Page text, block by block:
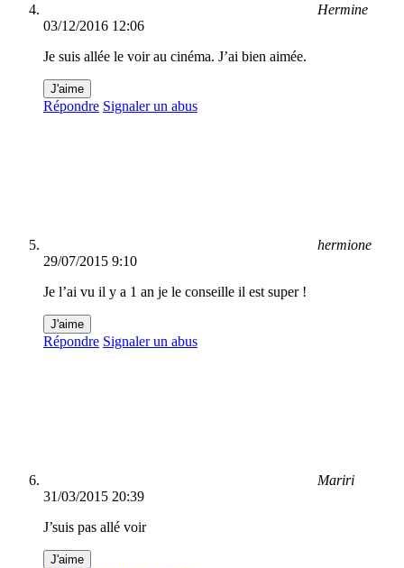
Hermine
03/12/2016 12:06
Je suis allée le voir au cinéma. J’ai bien aimée.
J'aime
Répondre Signaler un abus
hermione
29/07/2015 9:10
Je l’ai vu il y a 1 an je le conseille il est super !
J'aime
Répondre Signaler un abus
Mariri
31/03/2015 20:39
J’suis pas allé voir
J'aime